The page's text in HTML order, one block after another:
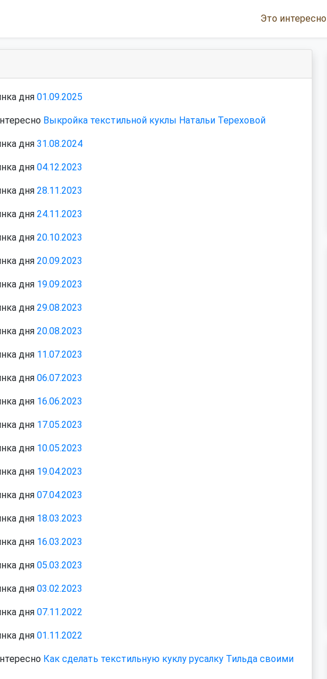
Это интересно
дня 01.09.2025
Выкройка текстильной куклы Натальи Тереховой
дня 31.08.2024
дня 04.12.2023
дня 28.11.2023
дня 24.11.2023
дня 20.10.2023
дня 20.09.2023
дня 19.09.2023
дня 29.08.2023
дня 20.08.2023
дня 11.07.2023
дня 06.07.2023
дня 16.06.2023
дня 17.05.2023
дня 10.05.2023
дня 19.04.2023
дня 07.04.2023
дня 18.03.2023
дня 16.03.2023
дня 05.03.2023
дня 03.02.2023
дня 07.11.2022
дня 01.11.2022
Как сделать текстильную куклу русалку Тильда своими